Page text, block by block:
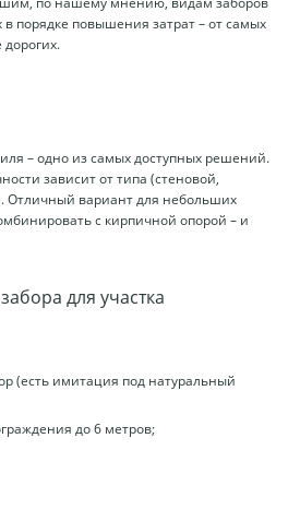
порядке повышения затрат – от самых
дорогих.
– одно из самых доступных решений.
зависит от типа (стеновой,
Отличный вариант для небольших
с кирпичной опорой – и
(есть имитация под натуральный
до 6 метров;